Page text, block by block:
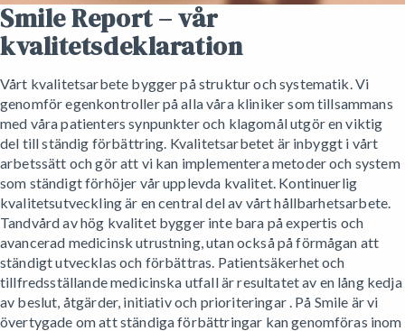
Smile Report – vår
kvalitetsdeklaration
Vårt kvalitetsarbete bygger på struktur och systematik. Vi
genomför egenkontroller på alla våra kliniker som tillsammans
med våra patienters synpunkter och klagomål utgör en viktig
del till ständig förbättring. Kvalitetsarbetet är inbyggt i vårt
arbetssätt och gör att vi kan implementera metoder och system
som ständigt förhöjer vår upplevda kvalitet. Kontinuerlig
kvalitetsutveckling är en central del av vårt hållbarhetsarbete.
Tandvård av hög kvalitet bygger inte bara på expertis och
avancerad medicinsk utrustning, utan också på förmågan att
ständigt utvecklas och förbättras. Patientsäkerhet och
tillfredsställande medicinska utfall är resultatet av en lång kedja
av beslut, åtgärder, initiativ och prioriteringar . På Smile är vi
övertygade om att ständiga förbättringar kan genomföras inom